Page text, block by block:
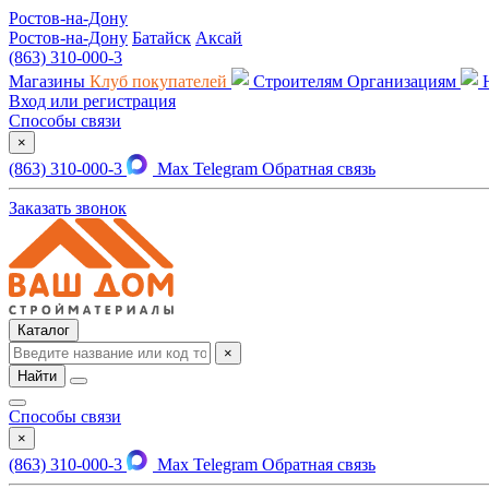
Ростов-на-Дону
Ростов-на-Дону Батайск Аксай
(863) 310-000-3
Магазины Клуб покупателей Строителям Организациям
Вход или регистрация
Способы связи
×
(863) 310-000-3 Max Telegram Обратная связь
Заказать звонок
Каталог
×
Найти
Способы связи
×
(863) 310-000-3 Max Telegram Обратная связь